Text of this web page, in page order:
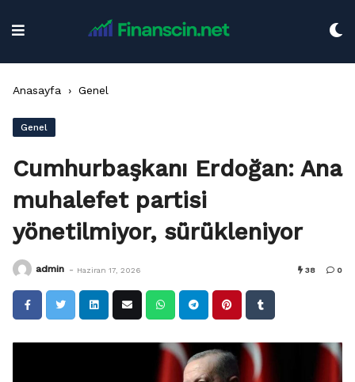
Anasayfa › Genel
Genel
Cumhurbaşkanı Erdoğan: Ana
muhalefet partisi
yönetilmiyor, sürükleniyor
admin - Haziran 17, 2026 38 0